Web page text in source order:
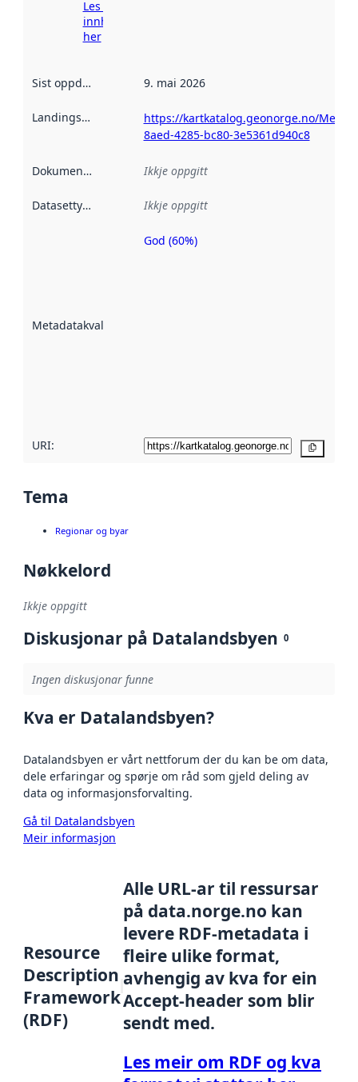
Les meir om
innhenting
her
Sist oppdatert 9. mai 2026
Landingsside
https://kartkatalog.geonorge.no/
8aed-4285-bc80-3e5361d940c8
Dokumentasjon Ikkje oppgitt
Datasettype Ikkje oppgitt
Metadatakvalitet
Metadatakvalitet
God (60%)
URI:
Tema
Regionar og byar
Nøkkelord
Ikkje oppgitt
Diskusjonar på Datalandsbyen 0
Ingen diskusjonar funne
Kva er Datalandsbyen?
Datalandsbyen er vårt nettforum der du kan be om data,
dele erfaringar og spørje om råd som gjeld deling av
data og informasjonsforvalting.
Gå til Datalandsbyen
Meir informasjon
Resource
Description
Framework
(RDF)
Alle URL-ar til ressursar
på data.norge.no kan
levere RDF-metadata i
fleire ulike format,
avhengig av kva for ein
Accept-header som blir
sendt med.
Les meir om RDF og kva